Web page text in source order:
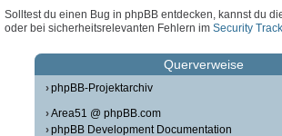
Solltest du einen Bug in phpBB entdecken, kannst du
oder bei sicherheitsrelevanten Fehlern im Security
Querverweise
phpBB-Projektarchiv
Area51 @ phpBB.com
phpBB Development Documentation